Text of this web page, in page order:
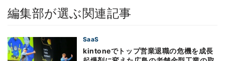
編集部が選ぶ関連記事
SaaS
kintoneでトップ営業退職の危機を成長